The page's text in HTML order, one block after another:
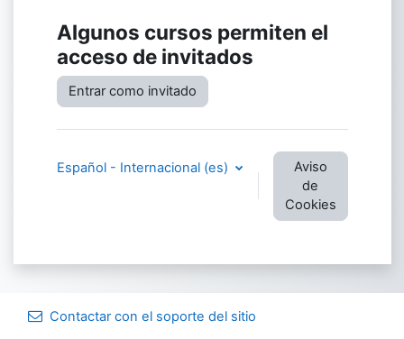
Algunos cursos permiten el
acceso de invitados
Entrar como invitado
Español - Internacional ‎(es)‎
Aviso
de
Cookies
Contactar con el soporte del sitio